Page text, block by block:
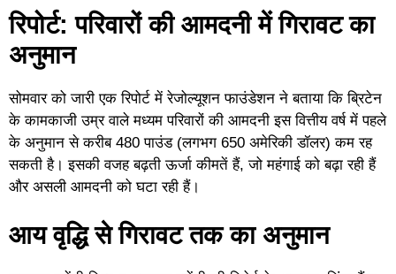
रिपोर्ट: परिवारों की आमदनी में गिरावट का
अनुमान
सोमवार को जारी एक रिपोर्ट में रेजोल्यूशन फाउंडेशन ने बताया कि ब्रिटेन
के कामकाजी उम्र वाले मध्यम परिवारों की आमदनी इस वित्तीय वर्ष में पहले
के अनुमान से करीब 480 पाउंड (लगभग 650 अमेरिकी डॉलर) कम रह
सकती है। इसकी वजह बढ़ती ऊर्जा कीमतें हैं, जो महंगाई को बढ़ा रही हैं
और असली आमदनी को घटा रही हैं।
आय वृद्धि से गिरावट तक का अनुमान